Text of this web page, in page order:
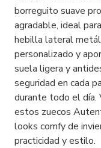
borreguito suave
agradable, ideal
hebilla lateral
personalizado y
suela ligera y
seguridad en cada
durante todo el día.
estos zuecos
looks comfy de
practicidad y estilo.